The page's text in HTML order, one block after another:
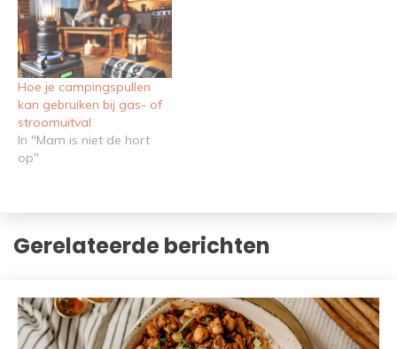
Hoe je campingspullen
kan gebruiken bij gas- of
stroomuitval
In "Mam is niet de hort
op"
Gerelateerde berichten